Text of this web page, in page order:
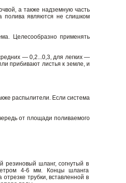
а также надземную часть
полива являются не слишком
Целесообразно применять
— 0,2...0,3, для легких —
прибивают листья к земле, и
распылители. Если система
от площади поливаемого
резиновый шланг, согнутый в
4-6 мм. Концы шланга
трубки, вставленной в